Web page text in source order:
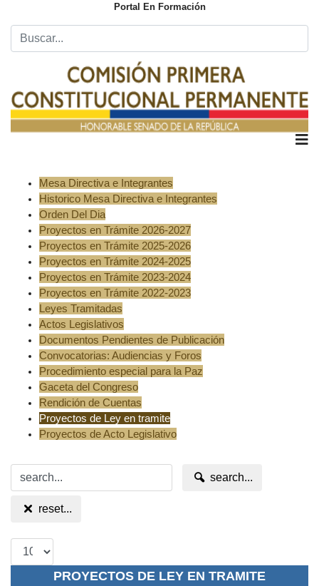
Portal En Formación
Mesa Directiva e Integrantes
Historico Mesa Directiva e Integrantes
Orden Del Dia
Proyectos en Trámite 2026-2027
Proyectos en Trámite 2025-2026
Proyectos en Trámite 2024-2025
Proyectos en Trámite 2023-2024
Proyectos en Trámite 2022-2023
Leyes Tramitadas
Actos Legislativos
Documentos Pendientes de Publicación
Convocatorias: Audiencias y Foros
Procedimiento especial para la Paz
Gaceta del Congreso
Rendición de Cuentas
Proyectos de Ley en tramite
Proyectos de Acto Legislativo
search...
reset...
PROYECTOS DE LEY EN TRAMITE